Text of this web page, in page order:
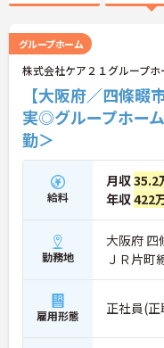
グループホーム
株式会社ケア２１グループ
【大阪府／四條
実◎グループホー
勤＞
給料
月収35.2
年収422
勤務地
大阪府 四
ＪＲ片町
雇用形態 正社員(正